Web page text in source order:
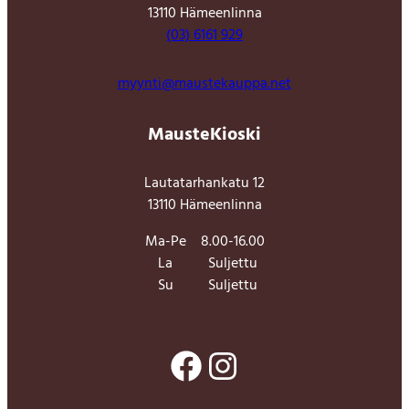
13110 Hämeenlinna
(03) 6161 929
myynti@maustekauppa.net
MausteKioski
Lautatarhankatu 12
13110 Hämeenlinna
Ma-Pe
8.00-16.00
La
Suljettu
Su
Suljettu
Facebook Instagram